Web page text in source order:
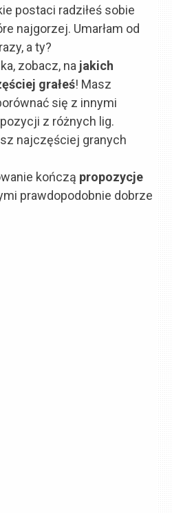
postaci radziłeś sobie
najgorzej. Umarłam od
a ty?
zobacz, na jakich
grałeś! Masz
się z innymi
z różnych lig.
najczęściej granych
kończą propozycje
prawdopodobnie dobrze